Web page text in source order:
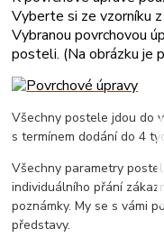
Vyberte si ze vzorníku
Vybranou povrchovou
posteli. (Na obrázku je
Všechny postele jdou do
s termínem dodání do 4
Všechny parametry
individuálního přání
poznámky. My se s vámi
představy.